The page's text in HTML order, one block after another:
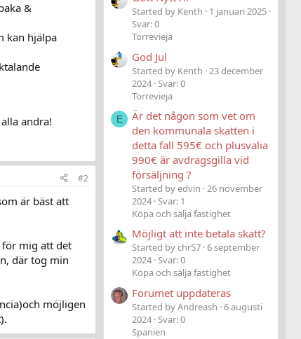
&
kan hjälpa
andra!
#2
är bäst att
för mig att det
där tog min
möjligen
Started by Kenth
1 januari 2025
Svar: 0
Torrevieja
God Jul
Started by Kenth 23 december
2024 Svar: 0
Torrevieja
E
Är det någon som vet om
den kommunala skatten i
detta fall 595€ och plusvalia
990€ är avdragsgilla vid
försäljning ?
Started by edvin 26 november
2024 Svar: 1
Köpa och sälja fastighet
Möjligt att inte betala skatt?
Started by chr57 6 september
2024 Svar: 0
Köpa och sälja fastighet
Forumet uppdateras
Started by Andreash 6 augusti
2024 Svar: 0
Spanien